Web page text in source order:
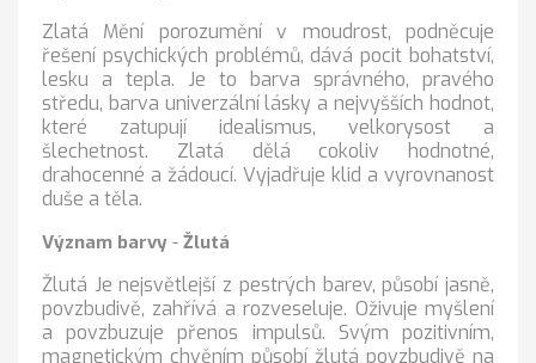
Zlatá Mění porozumění v moudrost, podněcuje
řešení psychických problémů, dává pocit bohatství,
lesku a tepla. Je to barva správného, pravého
středu, barva univerzální lásky a nejvyšších hodnot,
které zatupují idealismus, velkorysost a
šlechetnost. Zlatá dělá cokoliv hodnotné,
drahocenné a žádoucí. Vyjadřuje klid a vyrovnanost
duše a těla.
Význam barvy - Žlutá
Žlutá Je nejsvětlejší z pestrých barev, působí jasně,
povzbudivě, zahřívá a rozveseluje. Oživuje myšlení
a povzbuzuje přenos impulsů. Svým pozitivním,
magnetickým chvěním působí žlutá povzbudivě na